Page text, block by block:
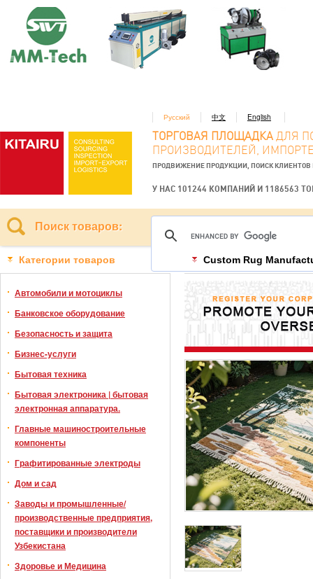
Русский 中文 English
ТОРГОВАЯ ПЛОЩАДКА ДЛЯ
ПРОИЗВОДИТЕЛЕЙ,
ПРОДВИЖЕНИЕ ПРОДУКЦИИ, ПОИСК КЛИЕНТОВ
У НАС 101244 КОМПАНИЙ И 1186563
Поиск товаров:
Категории товаров
Автомобили и мотоциклы
Банковское оборудование
Безопасность и защита
Бизнес-услуги
Бытовая техника
Бытовая электроника | бытовая
электронная аппаратура.
Главные машиностроительные
компоненты
Графитированные электроды
Дом и сад
Заводы и промышленные/
производственные предприятия,
поставщики и производители
Узбекистана
Здоровье и Медицина
Custom Rug